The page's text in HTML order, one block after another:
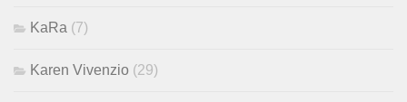
KaRa (7)
Karen Vivenzio (29)